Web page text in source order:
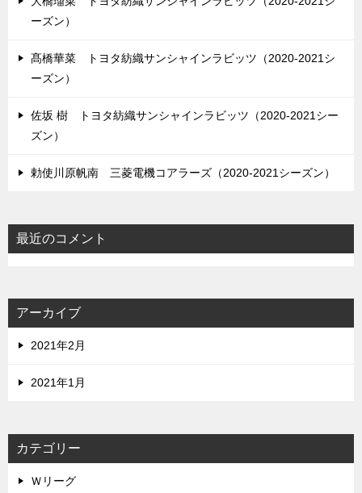
ーズン）
髙橋華菜 トヨタ紡織サンシャインラビッツ（2020-2021シ
ーズン）
佐坂 樹 トヨタ紡織サンシャインラビッツ（2020-2021シー
ズン）
勅使川原帆南 三菱電機コアラーズ（2020-2021シーズン）
最近のコメント
アーカイブ
2021年2月
2021年1月
カテゴリー
Ｗリーグ